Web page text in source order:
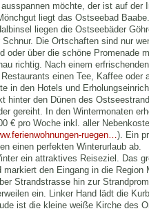
möchte, der ist auf der
liegt das Ostseebad
liegen die Ostseebäder
Die Ortschaften sind nur
oder über die schöne Promenade
richtig. Nach einem
einen Tee, Kaffee oder
in den Hotels und
hinter den Dünen des
gereiht. In den Wintermonaten
€ pro Woche inkl. aller
ruegen…). Ein
einen perfekten Winterurlaub ab.
ein attraktives Reiseziel. Das
den Eingang in die Region
Strandstrasse hin zur
ein. Linker Hand lädt die
ist die kleine weiße Kirche des